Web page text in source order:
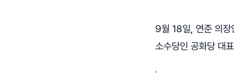
9월 18일, 연준 의장
소수당인 공화당 대